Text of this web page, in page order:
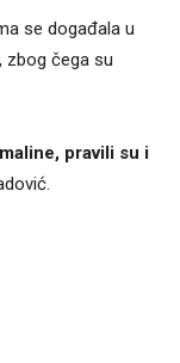
se događala u
zbog čega su
pravili su i